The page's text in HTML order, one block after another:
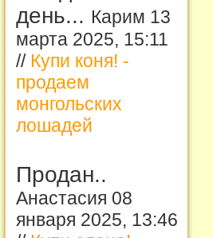
день... Карим 13
марта 2025, 15:11
// Купи коня! -
продаем
монгольских
лошадей
Продан..
Анастасия 08
января 2025, 13:46